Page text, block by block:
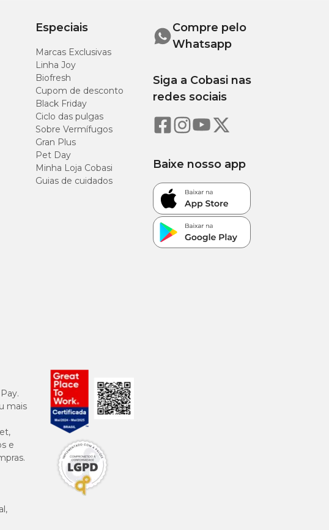
é um gesto de amor. E aqui na
nos visitar em uma das
Especiais
Marcas Exclusivas
Linha Joy
Biofresh
Cupom de desconto
Black Friday
Ciclo das pulgas
Sobre Vermífugos
Gran Plus
Pet Day
Minha Loja Cobasi
Guias de cuidados
Compre pelo
Whatsapp
Siga a Cobasi nas
redes sociais
Baixe nosso app
mais
e